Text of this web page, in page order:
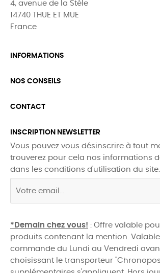
4, avenue de la Stèle
14740 THUE ET MUE
France
INFORMATIONS
NOS CONSEILS
CONTACT
INSCRIPTION NEWSLETTER
Vous pouvez vous désinscrire à tout
trouverez pour cela nos informations
dans les conditions d'utilisation du site.
*Demain chez vous! : Offre valable
produits contenant la mention.
commande du Lundi au Vendredi
choisissant le transporteur